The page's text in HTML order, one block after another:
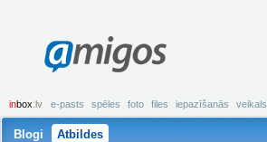
amigos
inbox .lv e-pasts spēles foto files iepazīšanās veikals
Blogi Atbildes